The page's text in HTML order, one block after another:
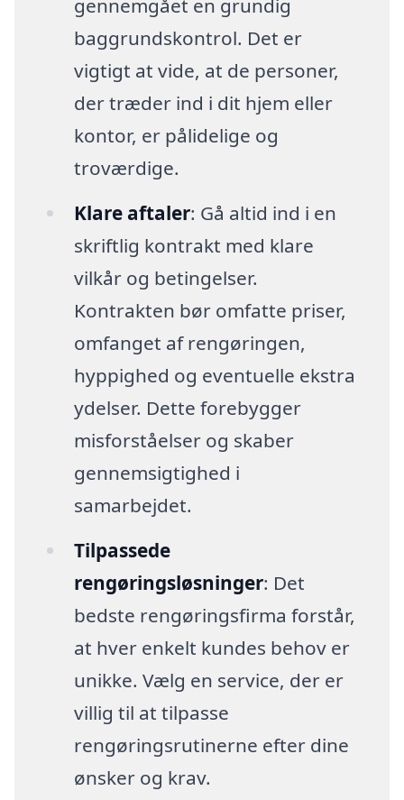
gennemgået en grundig
baggrundskontrol. Det er
vigtigt at vide, at de personer,
der træder ind i dit hjem eller
kontor, er pålidelige og
troværdige.
Klare aftaler: Gå altid ind i en
skriftlig kontrakt med klare
vilkår og betingelser.
Kontrakten bør omfatte priser,
omfanget af rengøringen,
hyppighed og eventuelle ekstra
ydelser. Dette forebygger
misforståelser og skaber
gennemsigtighed i
samarbejdet.
Tilpassede
rengøringsløsninger: Det
bedste rengøringsfirma forstår,
at hver enkelt kundes behov er
unikke. Vælg en service, der er
villig til at tilpasse
rengøringsrutinerne efter dine
ønsker og krav.